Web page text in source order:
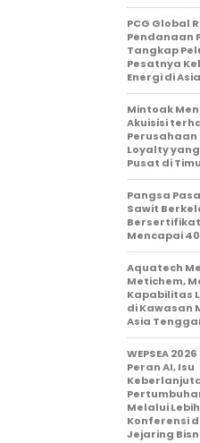
PCG Global
Pendanaan
Tangkap
Pesatnya
Energi di
Mintoak
Akuisisi
Perusahaan
Loyalty
Pusat di
Pangsa
Sawit
Mencapai
Aquatech
Metichem,
Kapabilitas
di Kawasan
Asia
WEPSEA
Peran AI, Isu
Melalui
Konferensi
Jejaring